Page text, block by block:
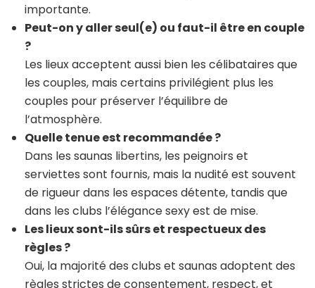
importante.
Peut-on y aller seul(e) ou faut-il être en couple
?
Les lieux acceptent aussi bien les célibataires que
les couples, mais certains privilégient plus les
couples pour préserver l’équilibre de
l’atmosphère.
Quelle tenue est recommandée ?
Dans les saunas libertins, les peignoirs et
serviettes sont fournis, mais la nudité est souvent
de rigueur dans les espaces détente, tandis que
dans les clubs l’élégance sexy est de mise.
Les lieux sont-ils sûrs et respectueux des
règles ?
Oui, la majorité des clubs et saunas adoptent des
règles strictes de consentement, respect, et